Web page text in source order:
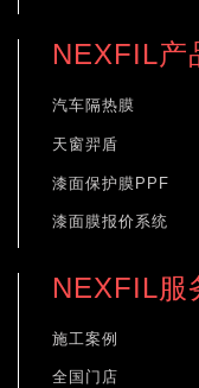
NEXFIL产
汽车隔热膜
天窗羿盾
漆面保护膜PPF
漆面膜报价系统
NEXFIL服
施工案例
全国门店